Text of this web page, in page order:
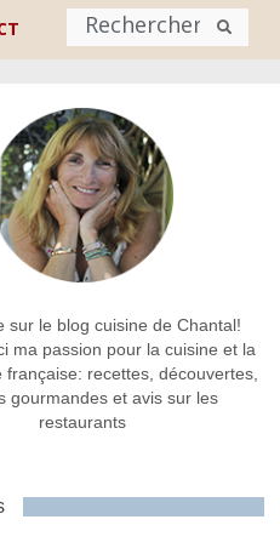
Nom
*
sur le blog cuisine de Chantal!
ma passion pour la cuisine et la
française: recettes, découvertes,
gourmandes et avis sur les
restaurants